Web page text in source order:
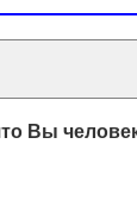
Вы